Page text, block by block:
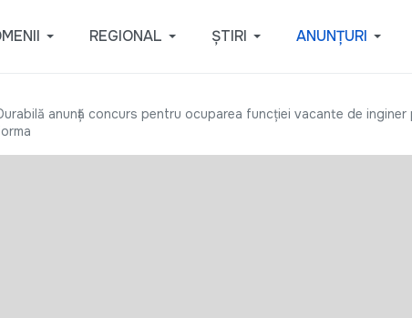
REGIONAL ȘTIRI ANUNȚURI
anunță concurs pentru ocuparea funcției vacante de